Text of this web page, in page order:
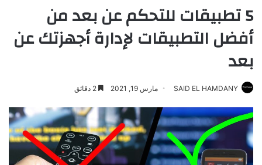
5 تطبيقات للتحكم عن بعد من
أفضل التطبيقات لإدارة أجهزتك عن
بعد
SAID EL HAMDANY مارس 19, 2021